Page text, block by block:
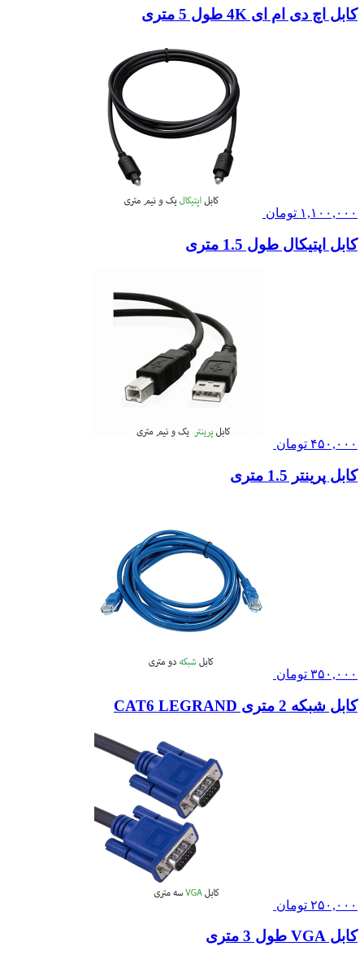
کابل اچ دی ام ای 4K طول 5 متری
۱,۱۰۰,۰۰۰ تومان
کابل اپتیکال طول 1.5 متری
۴۵۰,۰۰۰ تومان
کابل پرینتر 1.5 متری
۳۵۰,۰۰۰ تومان
کابل شبکه 2 متری CAT6 LEGRAND
۲۵۰,۰۰۰ تومان
کابل VGA طول 3 متری